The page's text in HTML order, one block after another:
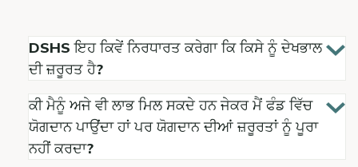
DSHS ਇਹ ਕਿਵੇਂ ਨਿਰਧਾਰਤ ਕਰੇਗਾ ਕਿ ਕਿਸੇ ਨੂੰ ਦੇਖਭਾਲ
ਦੀ ਜ਼ਰੂਰਤ ਹੈ?
ਕੀ ਮੈਨੂੰ ਅਜੇ ਵੀ ਲਾਭ ਮਿਲ ਸਕਦੇ ਹਨ ਜੇਕਰ ਮੈਂ ਫੰਡ ਵਿੱਚ
ਯੋਗਦਾਨ ਪਾਉਂਦਾ ਹਾਂ ਪਰ ਯੋਗਦਾਨ ਦੀਆਂ ਜ਼ਰੂਰਤਾਂ ਨੂੰ ਪੂਰਾ
ਨਹੀਂ ਕਰਦਾ?